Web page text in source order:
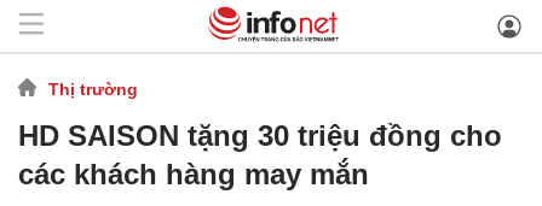
Thị trường
HD SAISON tặng 30 triệu đồng cho
các khách hàng may mắn